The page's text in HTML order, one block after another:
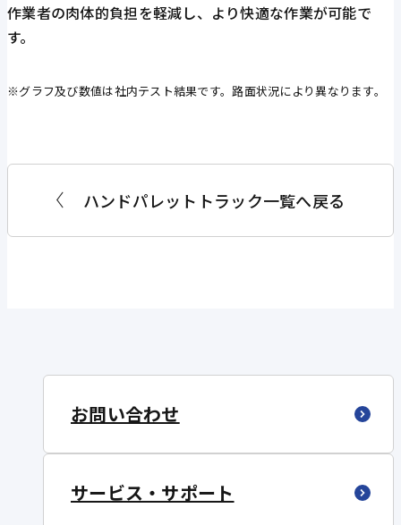
作業者の肉体的負担を軽減し、より快適な作業が可能で
す。
※グラフ及び数値は社内テスト結果です。路面状況により異なります。
ハンドパレットトラック一覧へ戻る
お問い合わせ
サービス・サポート